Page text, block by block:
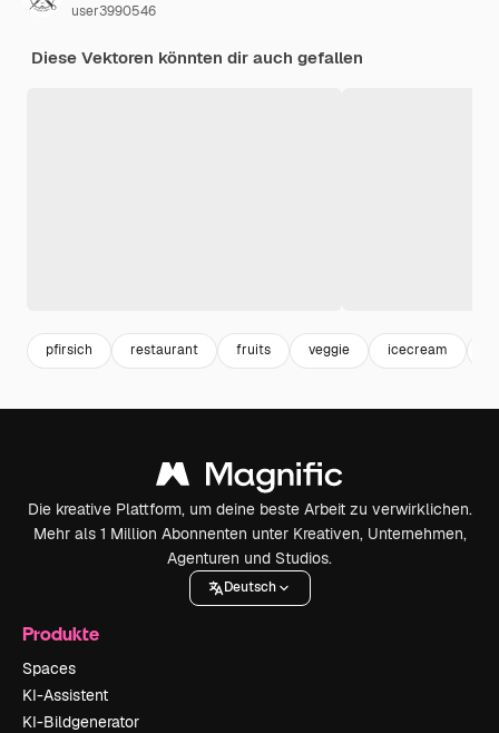
user3990546
Diese Vektoren könnten dir auch gefallen
pfirsich restaurant fruits veggie icecream
Die kreative Plattform, um deine beste Arbeit zu verwirklichen.
Mehr als 1 Million Abonnenten unter Kreativen, Unternehmen,
Agenturen und Studios.
Deutsch
Produkte
Spaces
KI-Assistent
KI-Bildgenerator